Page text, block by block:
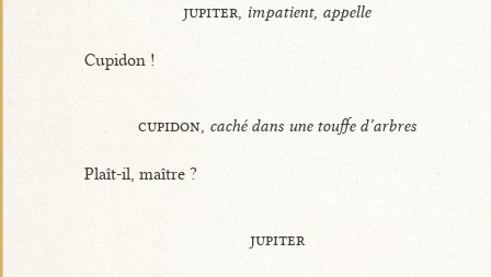
jupiter, impatient, appelle
Cupidon !
cupidon, caché dans une touffe d’arbres
Plaît-il, maître ?
jupiter